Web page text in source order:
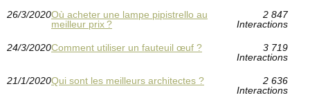
26/3/2020Où acheter une lampe pipistrello au
meilleur prix ?
2 847
Interactions
24/3/2020Comment utiliser un fauteuil œuf ?
3 719
Interactions
21/1/2020Qui sont les meilleurs architectes ?
2 636
Interactions